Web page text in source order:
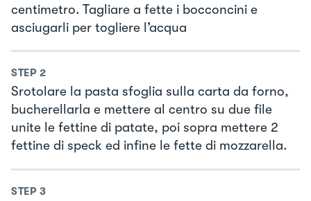
centimetro. Tagliare a fette i bocconcini e
asciugarli per togliere l’acqua
STEP 2
Srotolare la pasta sfoglia sulla carta da forno,
bucherellarla e mettere al centro su due file
unite le fettine di patate, poi sopra mettere 2
fettine di speck ed infine le fette di mozzarella.
STEP 3